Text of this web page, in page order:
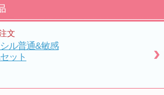
オエース密着速乾使い比べセット
ト
円
クストラロングラッシュ(プラス)
文
ル普通&敏感
ット